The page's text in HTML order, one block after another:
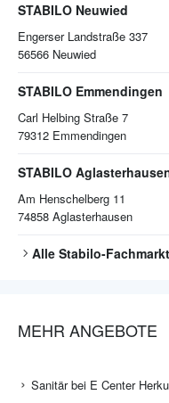
STABILO Neuwied
Engerser Landstraße 337
56566 Neuwied
STABILO Emmendingen
Carl Helbing Straße 7
79312 Emmendingen
STABILO
Am Henschelberg 11
74858 Aglasterhausen
Alle Stabilo-Fachmarkt
MEHR ANGEBOTE
Sanitär bei E Center